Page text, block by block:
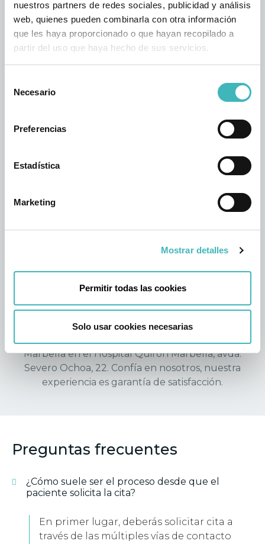
nuestros partners de redes sociales, publicidad y análisis
web, quienes pueden combinarla con otra información
que les haya proporcionado o que hayan recopilado a
partir del uso que haya hecho de sus servicios.
Necesario
Preferencias
Estadística
Marketing
Mostrar detalles
Permitir todas las cookies
Solo usar cookies necesarias
llevarla a cabo pero todas consisten en la
eliminación del exceso de tejido,
fundamentalmente de las zonas más
pigmentadas. Es una operación ambulatoria que
aconsejar ampliar la intervención. Esto ocurre
cuando el exceso de piel recomienda una
De esta forma no solo se consigue una mejora
estética de la vulva, sino también un incremento
Por lo que el doctor Collado aconseja evitar un
sufrimiento innecesario. Sobre todo para evitar
más aspectos de la vida.
196 738 o si te resulta más cómodo, rellena nuestro
cuestionario web o envíanos un correo electrónico
a jc@doctorjaviercollado.com. Nos podemos ver en
Marbella en el Hospital Quirón Marbella, avda.
Severo Ochoa, 22. Confía en nosotros, nuestra
experiencia es garantía de satisfacción.
Preguntas frecuentes
¿Cómo suele ser el proceso desde que el
paciente solicita la cita?
En primer lugar, deberás solicitar cita a
través de las múltiples vías de contacto